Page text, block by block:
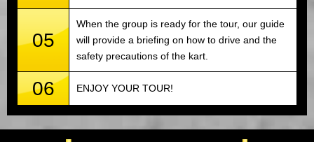
05
When the group is ready for the tour, our guide
will provide a briefing on how to drive and the
safety precautions of the kart.
06 ENJOY YOUR TOUR!